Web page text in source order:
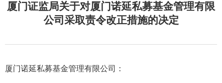
厦门证监局关于对厦门诺延私募基金管理有限
公司采取责令改正措施的决定
厦门诺延私募基金管理有限公司 ：